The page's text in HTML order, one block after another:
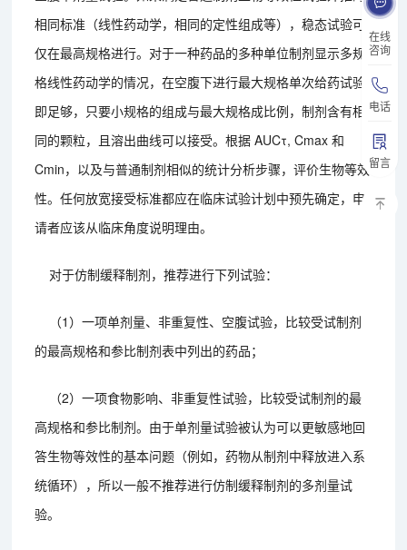
在线
咨询
电话
留言
相同标准（线性药动学，相同的定性组成等），稳态试验可
仅在最高规格进行。对于一种药品的多种单位制剂显示多规
格线性药动学的情况，在空腹下进行最大规格单次给药试验
即足够，只要小规格的组成与最大规格成比例，制剂含有相
同的颗粒，且溶出曲线可以接受。根据 AUCτ, Cmax 和
Cmin，以及与普通制剂相似的统计分析步骤，评价生物等效
性。任何放宽接受标准都应在临床试验计划中预先确定，申
请者应该从临床角度说明理由。
对于仿制缓释制剂，推荐进行下列试验：
（1）一项单剂量、非重复性、空腹试验，比较受试制剂
的最高规格和参比制剂表中列出的药品；
（2）一项食物影响、非重复性试验，比较受试制剂的最
高规格和参比制剂。由于单剂量试验被认为可以更敏感地回
答生物等效性的基本问题（例如，药物从制剂中释放进入系
统循环），所以一般不推荐进行仿制缓释制剂的多剂量试
验。